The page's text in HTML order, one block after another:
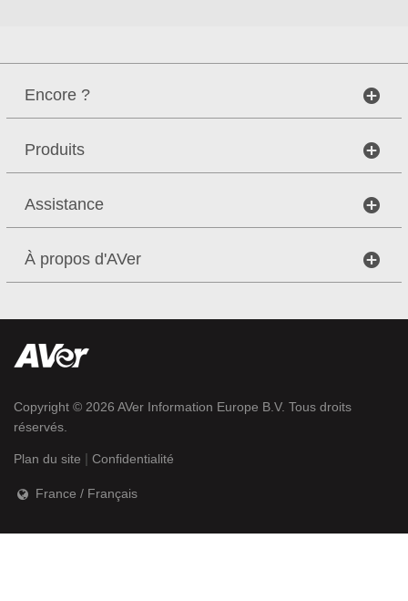
Encore ?
Produits
Assistance
À propos d'AVer
Copyright © 2026 AVer Information Europe B.V. Tous droits
réservés.
Plan du site | Confidentialité
France / Français